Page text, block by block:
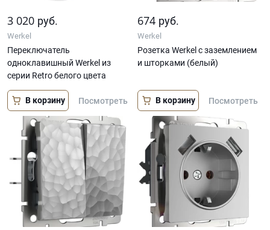
3 020 руб.
Werkel
Переключатель
одноклавишный Werkel из
серии Retro белого цвета
В корзину Посмотреть
674 руб.
Werkel
Розетка Werkel с заземлением
и шторками (белый)
В корзину Посмотреть